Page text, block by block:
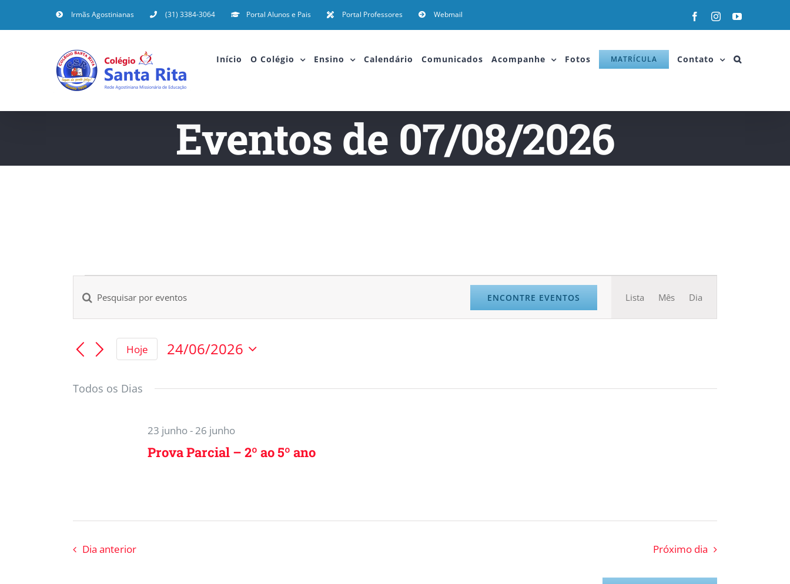
Irmãs Agostinianas (31) 3384-3064 Portal Alunos e Pais Portal Professores Webmail
Início O Colégio Ensino Calendário Comunicados Acompanhe Fotos MATRÍCULA Contato
Eventos de 07/08/2026
Pesquisa
e
navegação
de
Digite
chave.
Eventos
ENCONTRE EVENTOS
do
visual
Lista Mês Dia
Hoje
24/06/2026
data.
Todos os Dias
Prova Parcial – 2º ao 5º ano
23 junho- 26 junho
Dia anterior Próximo dia